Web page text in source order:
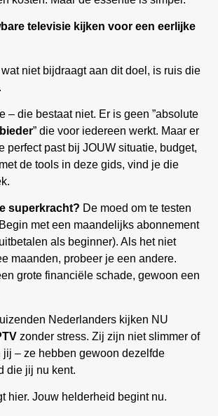
televisie kijken voor een eerlijke
niet bijdraagt aan dit doel, is ruis die
– die bestaat niet. Er is geen ”absolute
” die voor iedereen werkt. Maar er
perfect past bij JOUW situatie, budget,
de tools in deze gids, vind je die
superkracht? De moed om te testen
met een maandelijks abonnement
als beginner). Als het niet
maanden, probeer je een andere.
grote financiële schade, gewoon een
Nederlanders kijken NU
zonder stress. Zij zijn niet slimmer of
jij – ze hebben gewoon dezelfde
die jij nu kent.
hier. Jouw helderheid begint nu.